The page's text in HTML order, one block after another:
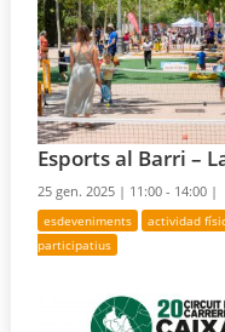
Esports al Barri –
25 gen. 2025 | 11:00 - 14:00 |
esdeveniments actividad
participatius